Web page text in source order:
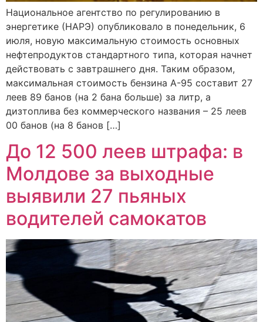
Национальное агентство по регулированию в
энергетике (НАРЭ) опубликовало в понедельник, 6
июля, новую максимальную стоимость основных
нефтепродуктов стандартного типа, которая начнет
действовать с завтрашнего дня. Таким образом,
максимальная стоимость бензина A-95 составит 27
леев 89 банов (на 2 бана больше) за литр, а
дизтоплива без коммерческого названия – 25 леев
00 банов (на 8 банов […]
До 12 500 леев штрафа: в
Молдове за выходные
выявили 27 пьяных
водителей самокатов